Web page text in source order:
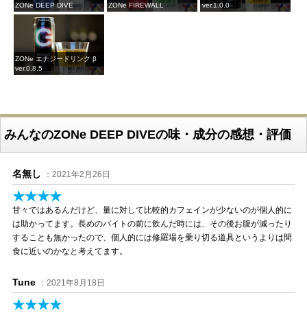
ZONe DEEP DIVE ZONe FIREWALL
ver.1.0.0
ZONe エナジードリンク β
ver.0.8.5
みんなのZONe DEEP DIVEの味・成分の感想・評価
名無し ：2021年2月26日
★★★★
甘々ではあるんだけど、量に対して比較的カフェインが少ないのが個人的に
は助かってます。長めのバイトの前に飲んだ時には、その後お腹が減ったり
することも無かったので、個人的には修羅場を乗り切る道具というよりは間
食に近いのかなと考えてます。
Tune ：2021年8月18日
★★★★